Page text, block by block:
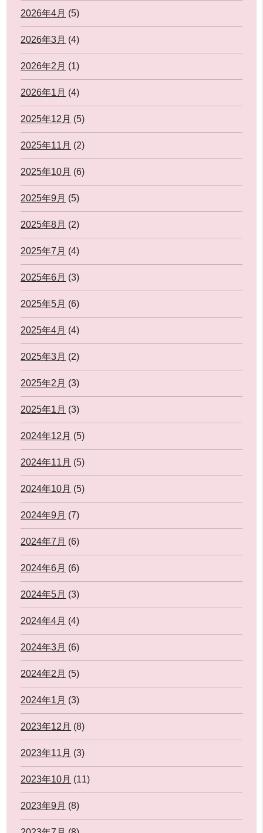
2026年4月 (5)
2026年3月 (4)
2026年2月 (1)
2026年1月 (4)
2025年12月 (5)
2025年11月 (2)
2025年10月 (6)
2025年9月 (5)
2025年8月 (2)
2025年7月 (4)
2025年6月 (3)
2025年5月 (6)
2025年4月 (4)
2025年3月 (2)
2025年2月 (3)
2025年1月 (3)
2024年12月 (5)
2024年11月 (5)
2024年10月 (5)
2024年9月 (7)
2024年7月 (6)
2024年6月 (6)
2024年5月 (3)
2024年4月 (4)
2024年3月 (6)
2024年2月 (5)
2024年1月 (3)
2023年12月 (8)
2023年11月 (3)
2023年10月 (11)
2023年9月 (8)